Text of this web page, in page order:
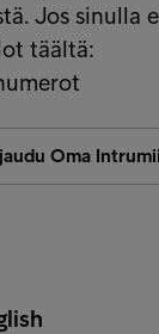
Jos sinulla
täältä:
Oma